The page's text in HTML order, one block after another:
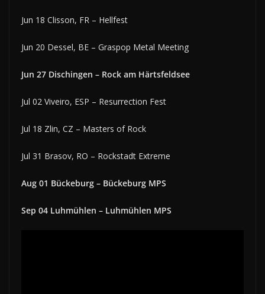
Jun 18 Clisson, FR – Hellfest
Jun 20 Dessel, BE – Graspop Metal Meeting
Jun 27 Dischingen – Rock am Härtsfeldsee
Jul 02 Viveiro, ESP – Resurrection Fest
Jul 18 Zlin, CZ – Masters of Rock
Jul 31 Brasov, RO – Rockstadt Extreme
Aug 01 Bückeburg – Bückeburg MPS
Sep 04 Luhmühlen – Luhmühlen MPS